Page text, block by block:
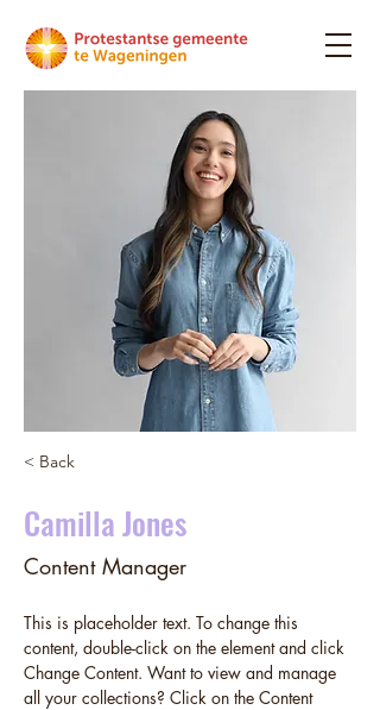
< Back
Camilla Jones
Content Manager
This is placeholder text. To change this
content, double-click on the element and click
Change Content. Want to view and manage
all your collections? Click on the Content